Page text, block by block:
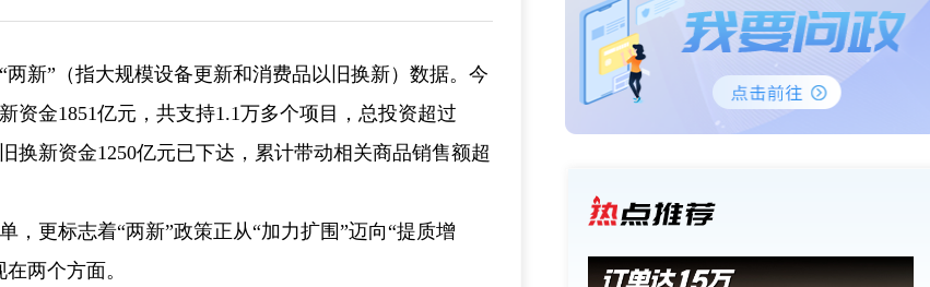
新”（指大规模设备更新和消费品以旧换新）数据。今
资金1851亿元，共支持1.1万多个项目，总投资超过
换新资金1250亿元已下达，累计带动相关商品销售额超
更标志着“两新”政策正从“加力扩围”迈向“提质增
两个方面。